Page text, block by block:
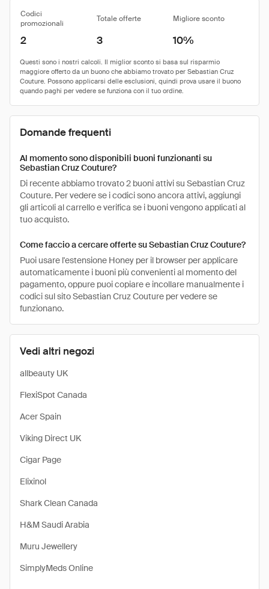
Vedi altri negozi
allbeauty UK
FlexiSpot Canada
Acer Spain
Viking Direct UK
Cigar Page
Elixinol
Shark Clean Canada
H&M Saudi Arabia
Muru Jewellery
SimplyMeds Online
Codici
promozionali
Totale offerte Migliore sconto
2 3 10%
Domande frequenti
Al momento sono disponibili buoni funzionanti su
Sebastian Cruz Couture?
Di recente abbiamo trovato 2 buoni attivi su Sebastian Cruz
Couture. Per vedere se i codici sono ancora attivi, aggiungi
gli articoli al carrello e verifica se i buoni vengono applicati al
tuo acquisto.
Come faccio a cercare offerte su Sebastian Cruz Couture?
Puoi usare l'estensione Honey per il browser per applicare
automaticamente i buoni più convenienti al momento del
pagamento, oppure puoi copiare e incollare manualmente i
codici sul sito Sebastian Cruz Couture per vedere se
funzionano.